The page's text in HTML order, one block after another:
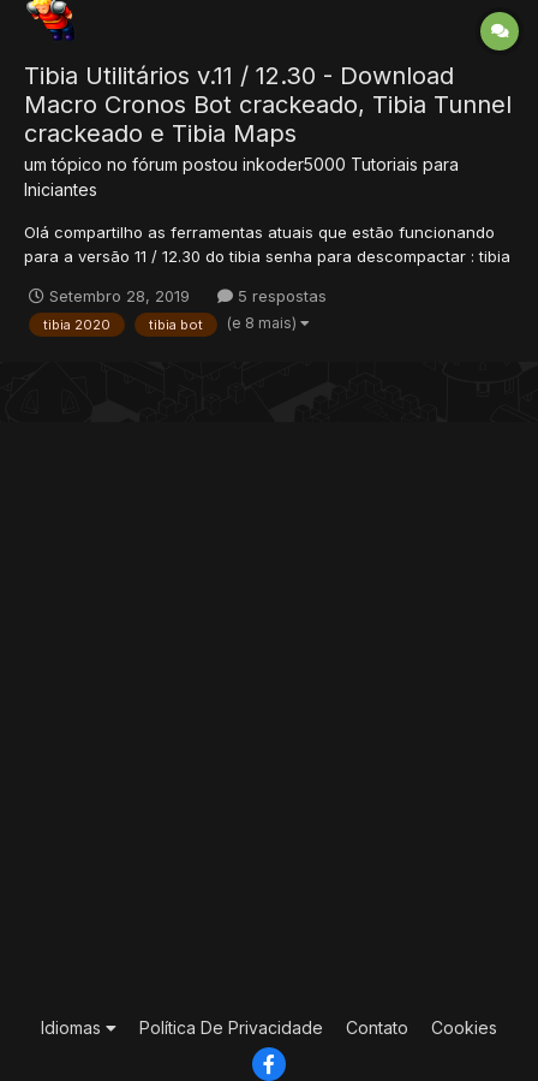
Tibia Utilitários v.11 / 12.30 - Download
Macro Cronos Bot crackeado, Tibia Tunnel
crackeado e Tibia Maps
um tópico no fórum postou inkoder5000 Tutoriais para
Iniciantes
Olá compartilho as ferramentas atuais que estão funcionando
para a versão 11 / 12.30 do tibia senha para descompactar : tibia
No Ping Tunnel crackeado -REMOVIDO Tibia maps 11 / 12.30
atualiz...
Setembro 28, 2019 5 respostas
tibia 2020 tibia bot (e 8 mais)
Idiomas Política De Privacidade Contato Cookies